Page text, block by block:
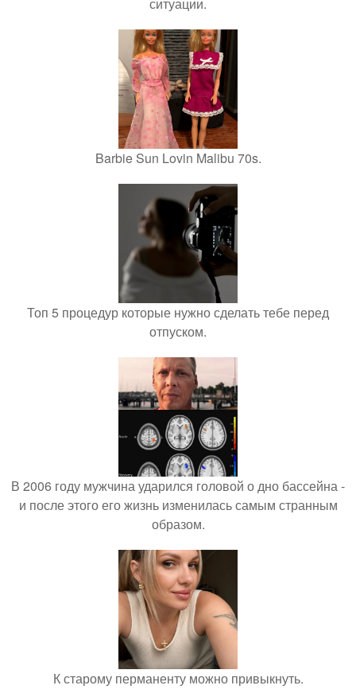
ситуации.
Barbie Sun Lovin Malibu 70s.
Топ 5 процедур которые нужно сделать тебе перед
отпуском.
В 2006 году мужчина ударился головой о дно бассейна -
и после этого его жизнь изменилась самым странным
образом.
К старому перманенту можно привыкнуть.